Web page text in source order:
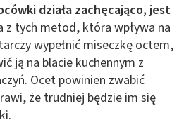
działa zachęcająco, jest
z tych metod, która wpływa na
wypełnić miseczkę octem,
ją na blacie kuchennym z
Ocet powinien zwabić
że trudniej będzie im się
na podstawie